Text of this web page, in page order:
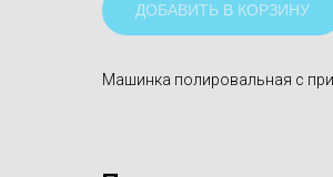
ДОБАВИТЬ В КОРЗИНУ
Машинка полировальная с